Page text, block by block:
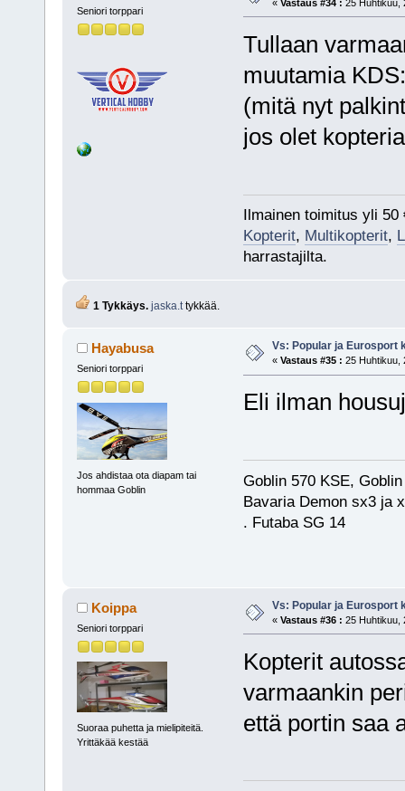
Seniori torppari
« Vastaus #34 : 25 Huhtikuu,
Tullaan
muutamia
(mitä nyt
jos olet
Ilmainen toimitus yli
Kopterit, Multikopterit,
harrastajilta.
1 Tykkäys. jaska.ttykkää.
Hayabusa
Seniori torppari
Jos ahdistaa ota diapam tai
hommaa Goblin
Vs: Popular ja Eurosport
« Vastaus #35 : 25 Huhtikuu,
Eli ilman
Goblin 570 KSE,
Bavaria Demon sx3 ja
. Futaba SG 14
Koippa
Seniori torppari
Suoraa puhetta ja mielipiteitä.
Yrittäkää kestää
Vs: Popular ja Eurosport
« Vastaus #36 : 25 Huhtikuu,
Kopterit
varmaankin
että portin saa